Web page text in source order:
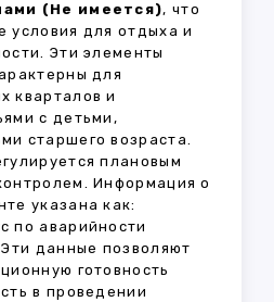
(Не имеется), что
условия для отдыха и
Эти элементы
для
кварталов и
с детьми,
старшего возраста.
плановым
Информация о
указана как:
по аварийности
данные позволяют
готовность
в проведении